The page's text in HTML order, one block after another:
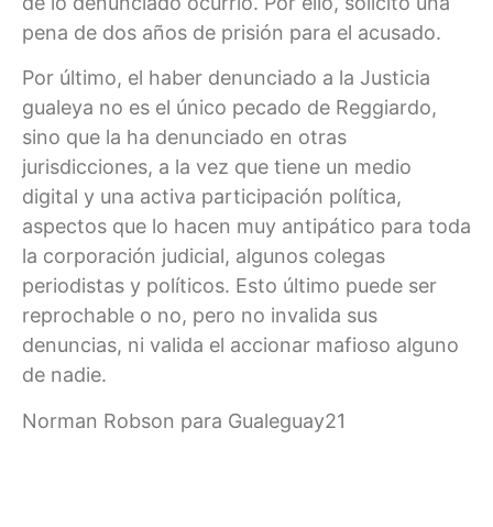
pena de dos años de prisión para el acusado.
Por último, el haber denunciado a la Justicia
gualeya no es el único pecado de Reggiardo,
sino que la ha denunciado en otras
jurisdicciones, a la vez que tiene un medio
digital y una activa participación política,
aspectos que lo hacen muy antipático para toda
la corporación judicial, algunos colegas
periodistas y políticos. Esto último puede ser
reprochable o no, pero no invalida sus
denuncias, ni valida el accionar mafioso alguno
de nadie.
Norman Robson para Gualeguay21